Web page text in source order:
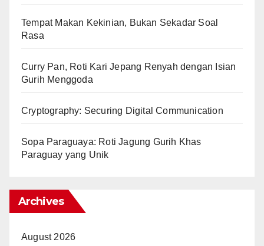
Tempat Makan Kekinian, Bukan Sekadar Soal
Rasa
Curry Pan, Roti Kari Jepang Renyah dengan Isian
Gurih Menggoda
Cryptography: Securing Digital Communication
Sopa Paraguaya: Roti Jagung Gurih Khas
Paraguay yang Unik
Archives
August 2026